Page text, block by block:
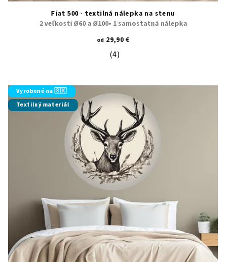
Fiat 500 - textilná nálepka na stenu
2 veľkosti Ø60 a Ø100• 1 samostatná nálepka
od 29,90 €
Priemerné hodnotenie produktu
(4)
Vyrobené na 🇸🇰
Textilný materiál